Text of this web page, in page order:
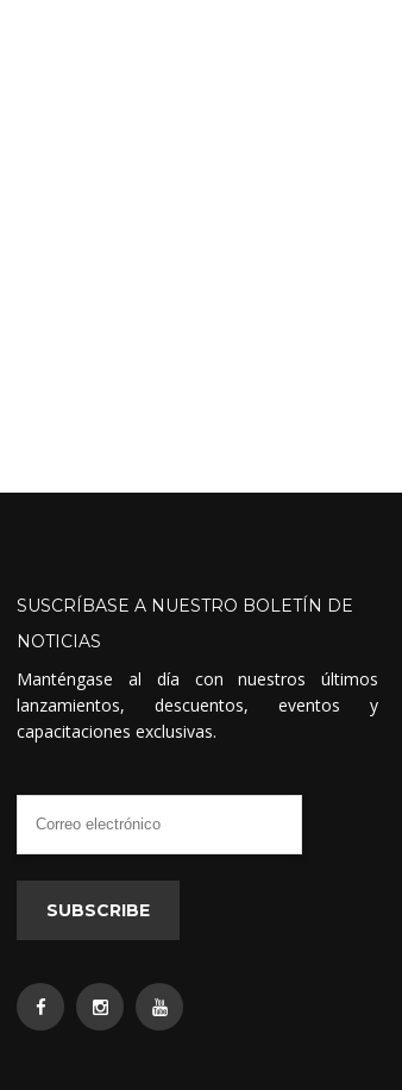
SUSCRÍBASE A NUESTRO BOLETÍN DE
NOTICIAS
Manténgase al día con nuestros últimos
lanzamientos, descuentos, eventos y
capacitaciones exclusivas.
SUBSCRIBE